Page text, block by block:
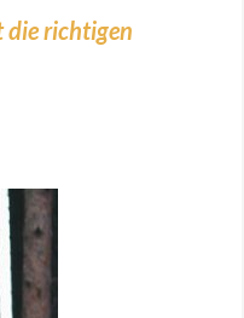
die richtigen